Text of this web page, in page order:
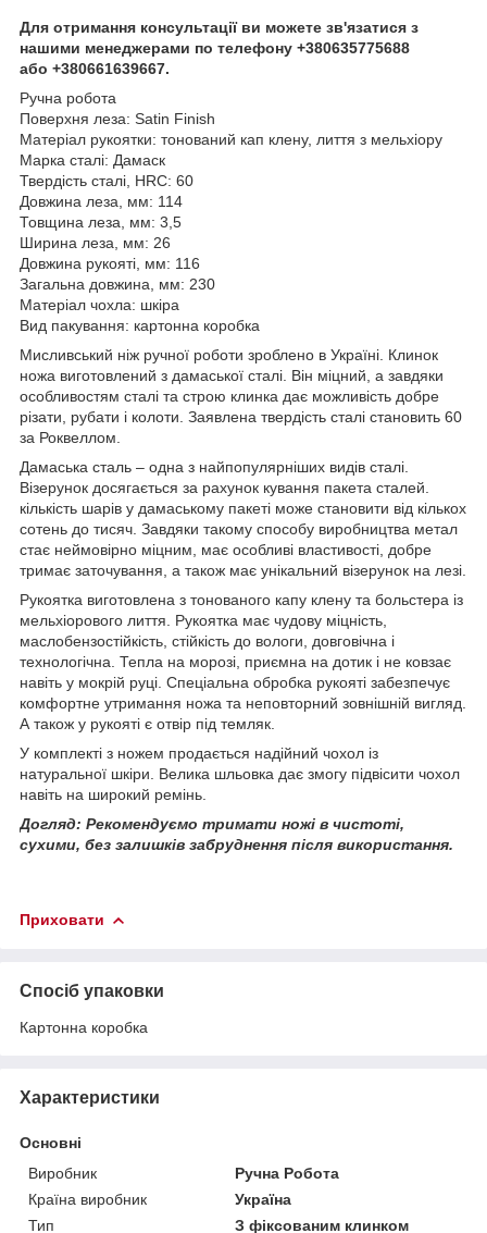
Для отримання консультації ви можете зв'язатися з
нашими менеджерами по телефону +380635775688
або +380661639667.
Ручна робота
Поверхня леза: Satin Finish
Матеріал рукоятки: тонований кап клену, лиття з мельхіору
Марка сталі: Дамаск
Твердість сталі, HRC: 60
Довжина леза, мм: 114
Товщина леза, мм: 3,5
Ширина леза, мм: 26
Довжина рукояті, мм: 116
Загальна довжина, мм: 230
Матеріал чохла: шкіра
Вид пакування: картонна коробка
Мисливський ніж ручної роботи зроблено в Україні. Клинок
ножа виготовлений з дамаської сталі. Він міцний, а завдяки
особливостям сталі та строю клинка дає можливість добре
різати, рубати і колоти. Заявлена ​​твердість сталі становить 60
за Роквеллом.
Дамаська сталь – одна з найпопулярніших видів сталі.
Візерунок досягається за рахунок кування пакета сталей.
кількість шарів у дамаському пакеті може становити від кількох
сотень до тисяч. Завдяки такому способу виробництва метал
стає неймовірно міцним, має особливі властивості, добре
тримає заточування, а також має унікальний візерунок на лезі.
Рукоятка виготовлена ​​з тонованого капу клену та больстера із
мельхіорового лиття. Рукоятка має чудову міцність,
маслобензостійкість, стійкість до вологи, довговічна і
технологічна. Тепла на морозі, приємна на дотик і не ковзає
навіть у мокрій руці. Спеціальна обробка рукояті забезпечує
комфортне утримання ножа та неповторний зовнішній вигляд.
А також у рукояті є отвір під темляк.
У комплекті з ножем продається надійний чохол із
натуральної шкіри. Велика шльовка дає змогу підвісити чохол
навіть на широкий ремінь.
Догляд: Рекомендуємо тримати ножі в чистоті,
сухими, без залишків забруднення після використання.
Приховати
Спосіб упаковки
Картонна коробка
Характеристики
Основні
Виробник
Ручна Робота
Країна виробник
Україна
Тип
З фіксованим клинком